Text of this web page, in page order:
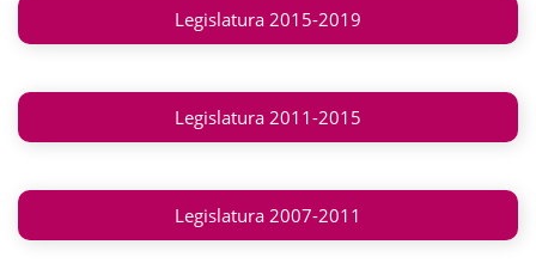
Legislatura 2015-2019
Legislatura 2011-2015
Legislatura 2007-2011